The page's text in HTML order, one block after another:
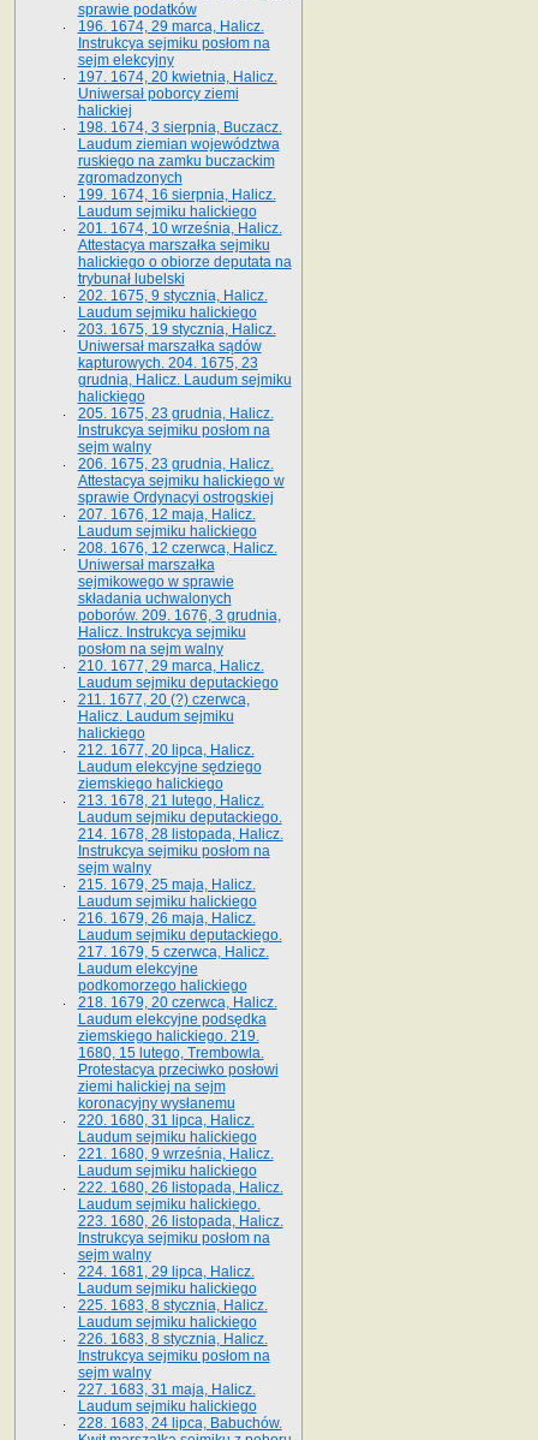
sprawie podatków
196. 1674, 29 marca, Halicz.
Instrukcya sejmiku posłom na
sejm elekcyjny
197. 1674, 20 kwietnia, Halicz.
Uniwersał poborcy ziemi
halickiej
198. 1674, 3 sierpnia, Buczacz.
Laudum ziemian województwa
ruskiego na zamku buczackim
zgromadzonych
199. 1674, 16 sierpnia, Halicz.
Laudum sejmiku halickiego
201. 1674, 10 września, Halicz.
Attestacya marszałka sejmiku
halickiego o obiorze deputata na
trybunał lubelski
202. 1675, 9 stycznia, Halicz.
Laudum sejmiku halickiego
203. 1675, 19 stycznia, Halicz.
Uniwersał marszałka sądów
kapturowych. 204. 1675, 23
grudnia, Halicz. Laudum sejmiku
halickiego
205. 1675, 23 grudnia, Halicz.
Instrukcya sejmiku posłom na
sejm walny
206. 1675, 23 grudnia, Halicz.
Attestacya sejmiku halickiego w
sprawie Ordynacyi ostrogskiej
207. 1676, 12 maja, Halicz.
Laudum sejmiku halickiego
208. 1676, 12 czerwca, Halicz.
Uniwersał marszałka
sejmikowego w sprawie
składania uchwalonych
poborów. 209. 1676, 3 grudnia,
Halicz. Instrukcya sejmiku
posłom na sejm walny
210. 1677, 29 marca, Halicz.
Laudum sejmiku deputackiego
211. 1677, 20 (?) czerwca,
Halicz. Laudum sejmiku
halickiego
212. 1677, 20 lipca, Halicz.
Laudum elekcyjne sędziego
ziemskiego halickiego
213. 1678, 21 lutego, Halicz.
Laudum sejmiku deputackiego.
214. 1678, 28 listopada, Halicz.
Instrukcya sejmiku posłom na
sejm walny
215. 1679, 25 maja, Halicz.
Laudum sejmiku halickiego
216. 1679, 26 maja, Halicz.
Laudum sejmiku deputackiego.
217. 1679, 5 czerwca, Halicz.
Laudum elekcyjne
podkomorzego halickiego
218. 1679, 20 czerwca, Halicz.
Laudum elekcyjne podsędka
ziemskiego halickiego. 219.
1680, 15 lutego, Trembowla.
Protestacya przeciwko posłowi
ziemi halickiej na sejm
koronacyjny wysłanemu
220. 1680, 31 lipca, Halicz.
Laudum sejmiku halickiego
221. 1680, 9 września, Halicz.
Laudum sejmiku halickiego
222. 1680, 26 listopada, Halicz.
Laudum sejmiku halickiego.
223. 1680, 26 listopada, Halicz.
Instrukcya sejmiku posłom na
sejm walny
224. 1681, 29 lipca, Halicz.
Laudum sejmiku halickiego
225. 1683, 8 stycznia, Halicz.
Laudum sejmiku halickiego
226. 1683, 8 stycznia, Halicz.
Instrukcya sejmiku posłom na
sejm walny
227. 1683, 31 maja, Halicz.
Laudum sejmiku halickiego
228. 1683, 24 lipca, Babuchów.